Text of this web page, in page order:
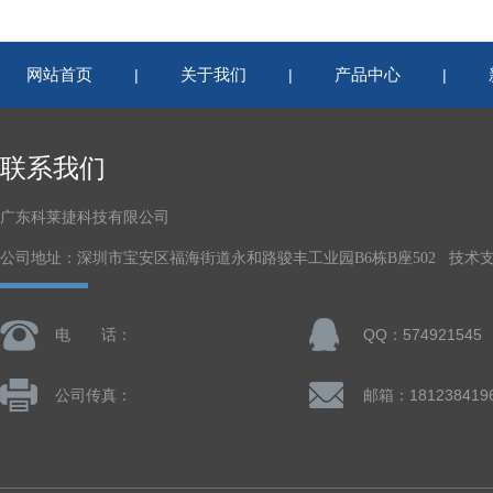
网站首页 | 关于我们 | 产品中心 |
联系我们
广东科莱捷科技有限公司
公司地址：深圳市宝安区福海街道永和路骏丰工业园B6栋B座502 技术
电 话： QQ：574921545
公司传真：